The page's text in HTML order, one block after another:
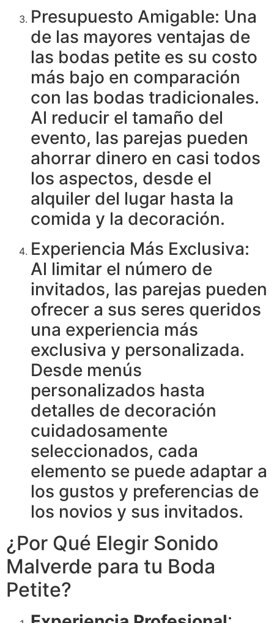
Presupuesto Amigable: Una
de las mayores ventajas de
las bodas petite es su costo
más bajo en comparación
con las bodas tradicionales.
Al reducir el tamaño del
evento, las parejas pueden
ahorrar dinero en casi todos
los aspectos, desde el
alquiler del lugar hasta la
comida y la decoración.
Experiencia Más Exclusiva:
Al limitar el número de
invitados, las parejas pueden
ofrecer a sus seres queridos
una experiencia más
exclusiva y personalizada.
Desde menús
personalizados hasta
detalles de decoración
cuidadosamente
seleccionados, cada
elemento se puede adaptar a
los gustos y preferencias de
los novios y sus invitados.
¿Por Qué Elegir Sonido
Malverde para tu Boda
Petite?